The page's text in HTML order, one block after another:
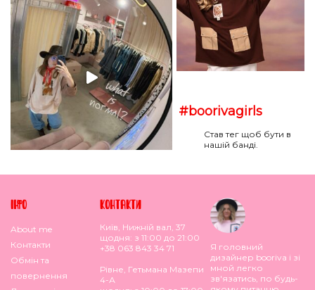
#boorivagirls
Став тег щоб бути в
нашій банді.
IНФО
About me
Контакти
Обмiн та
повернення
КОНТАКТИ
Київ, Нижній вал, 37
щодня: з 11:00 до 21:00
+38 063 843 34 71
Рівне, Гетьмана Мазепи
4-А
Я головний
дизайнер booriva і зі
мной легко
зв'язатись, по будь-